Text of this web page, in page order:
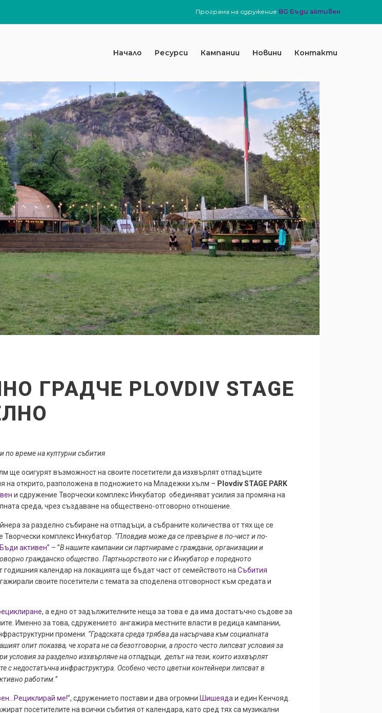
Програма на сдружение BG Бъди активен
Начало Ресурси Кампании Новини Контакти
ГРАДЧЕ PLOVDIV STAGE
време на културни събития
ще осигурят възможност на своите посетители да изхвърлят отпадъците
на открито, разположена в подножието на Младежки хълм – Plovdiv STAGE PARK
и сдружение Творчески комплекс Инкубатор обединяват усилия за промяна на
среда, чрез създаване на обществено-отговорно отношение.
за разделно събиране на отпадъци, а събраните количества от тях ще се
комплекс Инкубатор. “Пловдив може да се превърне в по-чист и по-
активен” – ”В нашите кампании си партнираме с граждани, организации и
гражданско общество. Партньорството ни с Инкубатор е поредното
годишния календар на локацията ще бъдат част от семейството на Събития
своите посетители с темата за споделена отговорност към средата и
, а едно от задължителните неща за това е да има достатъчно съдове за
Именно за това, сдружението ангажира местните власти в редица кампании,
промени. “Градската среда трябва да насърчава към социалната
опит показва, че хората не са безотговорни, а просто често липсват условия за
условия за разделно изхвърляне на отпадъци, делът на тези, които изхвърлят
с недостатъчна инфраструктура. Особено често цветни контейнери липсват в
работим.”
ме!”, сдружението постави и два огромни Шишеяда и един Кенчояд.
посетителите на всички събития от календара, като сред тях са музикални